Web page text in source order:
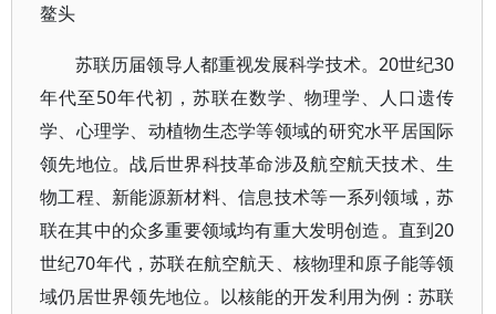
鳌头
苏联历届领导人都重视发展科学技术。20世纪30
年代至50年代初，苏联在数学、物理学、人口遗传
学、心理学、动植物生态学等领域的研究水平居国际
领先地位。战后世界科技革命涉及航空航天技术、生
物工程、新能源新材料、信息技术等一系列领域，苏
联在其中的众多重要领域均有重大发明创造。直到20
世纪70年代，苏联在航空航天、核物理和原子能等领
域仍居世界领先地位。以核能的开发利用为例：苏联